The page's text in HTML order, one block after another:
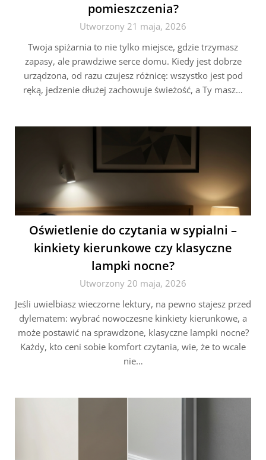
pomieszczenia?
Utworzony 21 maja, 2026
Twoja spiżarnia to nie tylko miejsce, gdzie trzymasz
zapasy, ale prawdziwe serce domu. Kiedy jest dobrze
urządzona, od razu czujesz różnicę: wszystko jest pod
ręką, jedzenie dłużej zachowuje świeżość, a Ty masz…
Oświetlenie do czytania w sypialni –
kinkiety kierunkowe czy klasyczne
lampki nocne?
Utworzony 20 maja, 2026
Jeśli uwielbiasz wieczorne lektury, na pewno stajesz przed
dylematem: wybrać nowoczesne kinkiety kierunkowe, a
może postawić na sprawdzone, klasyczne lampki nocne?
Każdy, kto ceni sobie komfort czytania, wie, że to wcale
nie…